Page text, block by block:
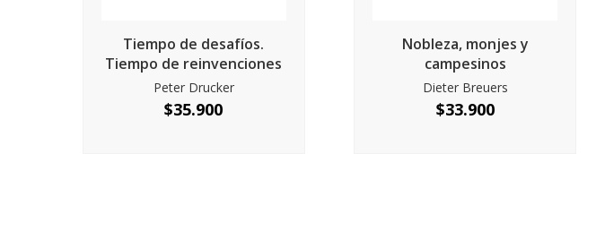
Tiempo de desafíos.
Tiempo de reinvenciones
Peter Drucker
$35.900
Nobleza, monjes y
campesinos
Dieter Breuers
$33.900